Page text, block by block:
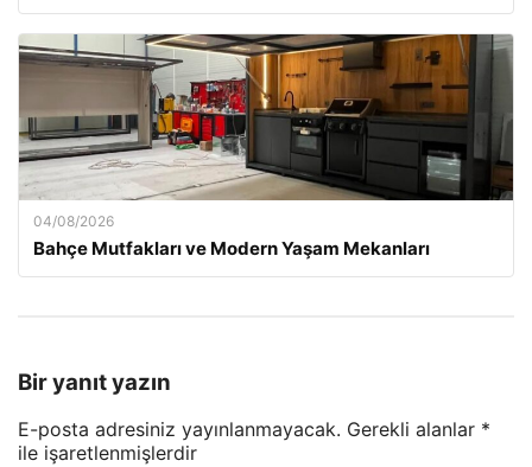
04/08/2026
Bahçe Mutfakları ve Modern Yaşam Mekanları
Bir yanıt yazın
E-posta adresiniz yayınlanmayacak. Gerekli alanlar *
ile işaretlenmişlerdir